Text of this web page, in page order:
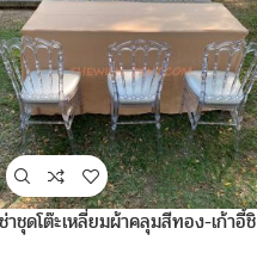
าชุดโต๊ะเหลี่ยมผ้าคลุมสีทอง-เก้าอี้ชิ